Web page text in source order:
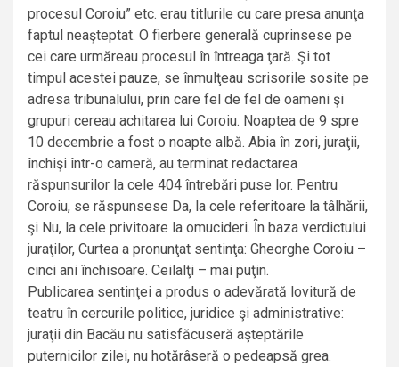
procesul Coroiu” etc. erau titlurile cu care presa anunţa
faptul neaşteptat. O fierbere generală cuprinsese pe
cei care urmăreau procesul în întreaga ţară. Şi tot
timpul acestei pauze, se înmulţeau scrisorile sosite pe
adresa tribunalului, prin care fel de fel de oameni şi
grupuri cereau achitarea lui Coroiu. Noaptea de 9 spre
10 decembrie a fost o noapte albă. Abia în zori, juraţii,
închişi într-o cameră, au terminat redactarea
răspunsurilor la cele 404 întrebări puse lor. Pentru
Coroiu, se răspunsese Da, la cele referitoare la tâlhării,
şi Nu, la cele privitoare la omucideri. Ȋn baza verdictului
juraţilor, Curtea a pronunţat sentinţa: Gheorghe Coroiu –
cinci ani închisoare. Ceilalţi – mai puţin.
Publicarea sentinţei a produs o adevărată lovitură de
teatru în cercurile politice, juridice şi administrative:
juraţii din Bacău nu satisfăcuseră aşteptările
puternicilor zilei, nu hotărâseră o pedeapsă grea.